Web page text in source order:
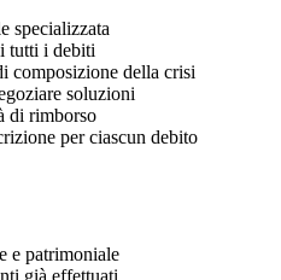
specializzata
tutti i debiti
composizione della crisi
soluzioni
di rimborso
per ciascun debito
e patrimoniale
già effettuati